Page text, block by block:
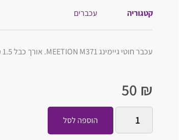
קטגוריה עכברים
עכבר חוטי גיימינג MEETION M371. אורך כבל 1.5 מטר. מגע רך ומדוייק. חיישן אופטי מדויק. המחיר כולל סוללות.
50 ₪
הוספה לסל